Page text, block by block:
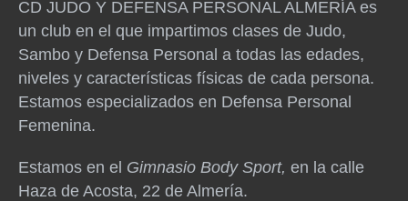
CD JUDO Y DEFENSA PERSONAL ALMERÍA es
un club en el que impartimos clases de Judo,
Sambo y Defensa Personal a todas las edades,
niveles y características físicas de cada persona.
Estamos especializados en Defensa Personal
Femenina.
Estamos en el Gimnasio Body Sport, en la calle
Haza de Acosta, 22 de Almería.